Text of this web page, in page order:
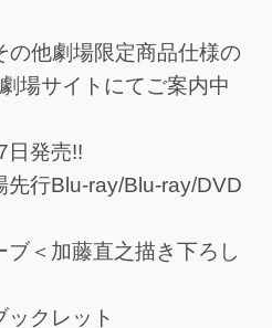
他劇場限定商品仕様の
場サイトにてご案内中
日発売!!
先行Blu-ray/Blu-ray/DVD
＜加藤直之描き下ろし
クレット